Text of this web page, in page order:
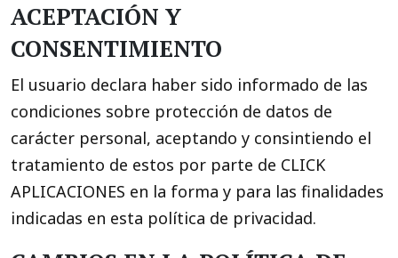
ACEPTACIÓN Y
CONSENTIMIENTO
El usuario declara haber sido informado de las
condiciones sobre protección de datos de
carácter personal, aceptando y consintiendo el
tratamiento de estos por parte de CLICK
APLICACIONES en la forma y para las finalidades
indicadas en esta política de privacidad.